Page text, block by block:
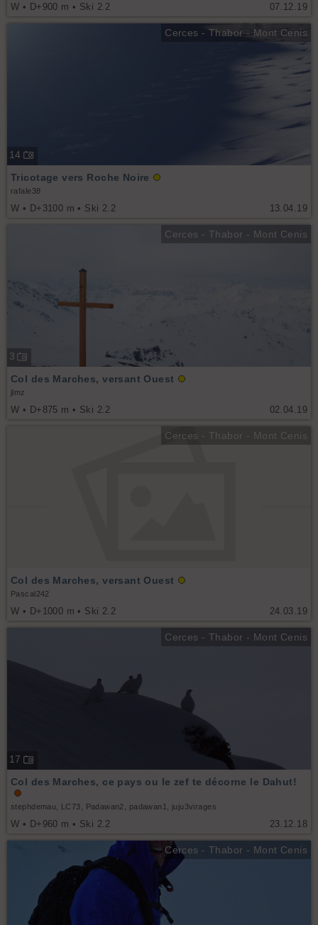
07.12.19
W • D+900 m • Ski 2.2
Cerces - Thabor - Mont Cenis
14
13.04.19
Tricotage vers Roche Noire
rafale38
W • D+3100 m • Ski 2.2
Cerces - Thabor - Mont Cenis
3
02.04.19
Col des Marches, versant Ouest
jlmz
W • D+875 m • Ski 2.2
Cerces - Thabor - Mont Cenis
24.03.19
Col des Marches, versant Ouest
Pascal242
W • D+1000 m • Ski 2.2
Cerces - Thabor - Mont Cenis
17
23.12.18
Col des Marches, ce pays ou le zef te décorne le Dahut!
stephdemau, LC73, Padawan2, padawan1, juju3virages
W • D+960 m • Ski 2.2
Cerces - Thabor - Mont Cenis